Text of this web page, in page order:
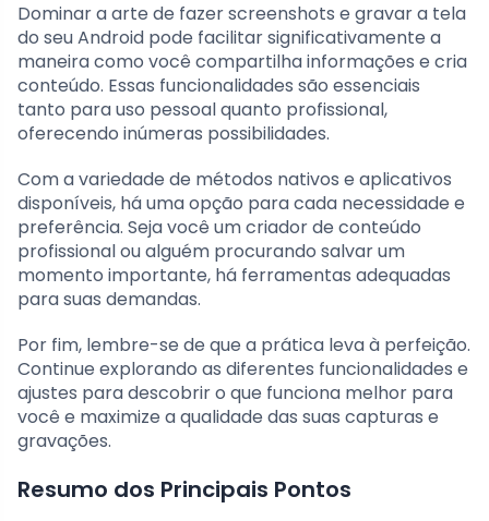
Dominar a arte de fazer screenshots e gravar a tela
do seu Android pode facilitar significativamente a
maneira como você compartilha informações e cria
conteúdo. Essas funcionalidades são essenciais
tanto para uso pessoal quanto profissional,
oferecendo inúmeras possibilidades.
Com a variedade de métodos nativos e aplicativos
disponíveis, há uma opção para cada necessidade e
preferência. Seja você um criador de conteúdo
profissional ou alguém procurando salvar um
momento importante, há ferramentas adequadas
para suas demandas.
Por fim, lembre-se de que a prática leva à perfeição.
Continue explorando as diferentes funcionalidades e
ajustes para descobrir o que funciona melhor para
você e maximize a qualidade das suas capturas e
gravações.
Resumo dos Principais Pontos